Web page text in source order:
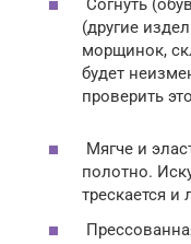
Согнуть
(другие
морщинок,
будет
проверить
Мягче и
полотно.
трескается и